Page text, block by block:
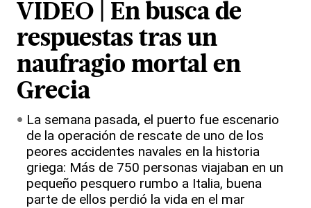
VIDEO | En busca de
respuestas tras un
naufragio mortal en
Grecia
La semana pasada, el puerto fue escenario
de la operación de rescate de uno de los
peores accidentes navales en la historia
griega: Más de 750 personas viajaban en un
pequeño pesquero rumbo a Italia, buena
parte de ellos perdió la vida en el mar